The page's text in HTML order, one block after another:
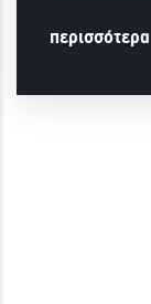
περισσότερα